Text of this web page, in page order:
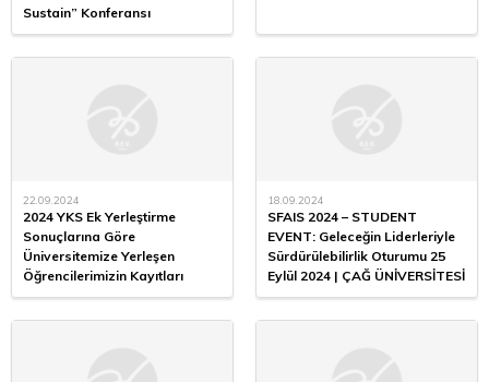
Sustain” Konferansı
22.09.2024
2024 YKS Ek Yerleştirme
Sonuçlarına Göre
Üniversitemize Yerleşen
Öğrencilerimizin Kayıtları
18.09.2024
SFAIS 2024 – STUDENT
EVENT: Geleceğin Liderleriyle
Sürdürülebilirlik Oturumu 25
Eylül 2024 | ÇAĞ ÜNİVERSİTESİ